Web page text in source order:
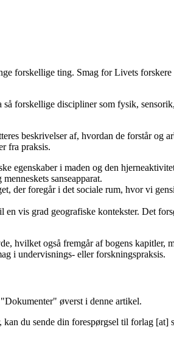
forskellige ting. Smag for Livets
forskellige discipliner som fysik,
beskrivelser af, hvordan de forstår og
fra praksis.
i maden og den
sanseapparat.
der foregår i det sociale rum, hvor vi
vis grad geografiske kontekster. Det
hvilket også fremgår af bogens
i undervisnings- eller forskningspraksis.
øverst i denne artikel.
du sende din forespørgsel til forlag [at]